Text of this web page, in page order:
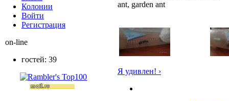
ant, garden ant
Я удивлен! ›
Колонии
Войти
Peгиcтpaция
on-line
гостей: 39